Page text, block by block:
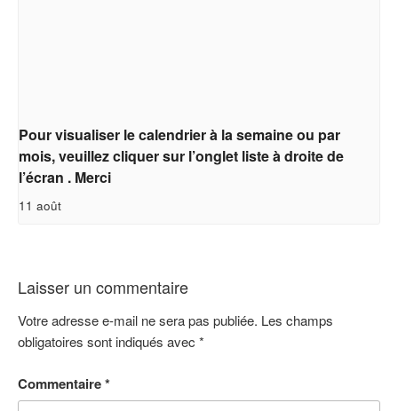
Pour visualiser le calendrier à la semaine ou par
mois, veuillez cliquer sur l’onglet liste à droite de
l’écran . Merci
11 août
Laisser un commentaire
Votre adresse e-mail ne sera pas publiée. Les champs
obligatoires sont indiqués avec *
Commentaire*